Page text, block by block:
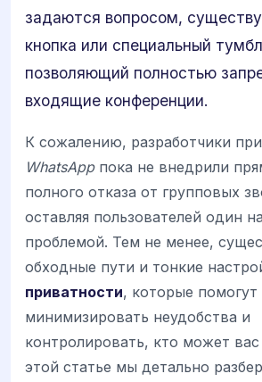
задаются вопросом,
кнопка или специальный
позволяющий полностью
входящие конференции.
К сожалению, разработчики
WhatsAppпока не внедрили
полного отказа от групповых
оставляя пользователей один
проблемой. Тем не менее,
обходные пути и тонкие
приватности, которые помогут
минимизировать неудобства и
контролировать, кто может
этой статье мы детально